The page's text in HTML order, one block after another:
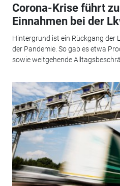
Corona-Krise führt
Einnahmen bei der
Hintergrund ist ein Rückgang der
der Pandemie. So gab es etwa
sowie weitgehende